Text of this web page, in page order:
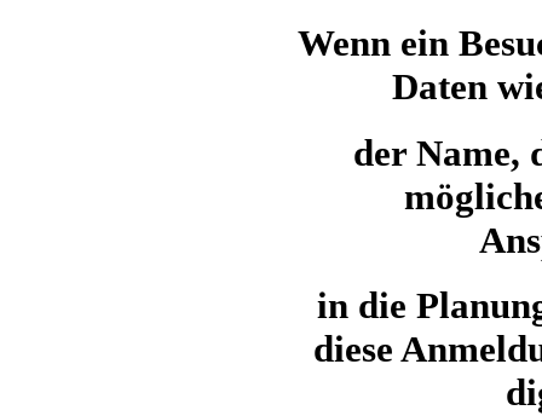
Wenn ein
Daten
der Name,
in die
diese